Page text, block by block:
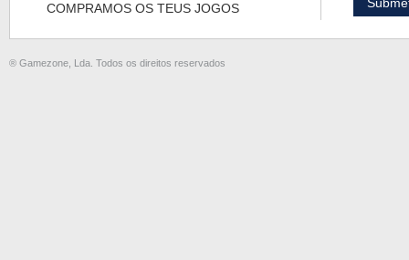
COMPRAMOS OS TEUS JOGOS
® Gamezone, Lda. Todos os direitos reservados